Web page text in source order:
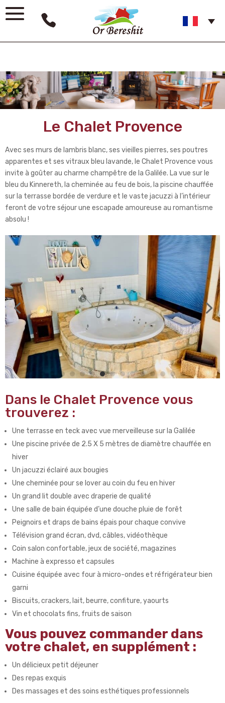
Le Chalet Provence
Avec ses murs de lambris blanc, ses vieilles pierres, ses poutres
apparentes et ses vitraux bleu lavande, le Chalet Provence vous
invite à goûter au charme champêtre de la Galilée. La vue sur le
bleu du Kinnereth, la cheminée au feu de bois, la piscine chauffée
sur la terrasse bordée de verdure et le vaste jacuzzi à l’intérieur
feront de votre séjour une escapade amoureuse au romantisme
absolu !
Dans le Chalet Provence vous
trouverez :
Une terrasse en teck avec vue merveilleuse sur la Galilée
Une piscine privée de 2.5 X 5 mètres de diamètre chauffée en
hiver
Un jacuzzi éclairé aux bougies
Une cheminée pour se lover au coin du feu en hiver
Un grand lit double avec draperie de qualité
Une salle de bain équipée d’une douche pluie de forêt
Peignoirs et draps de bains épais pour chaque convive
Télévision grand écran, dvd, câbles, vidéothèque
Coin salon confortable, jeux de société, magazines
Machine à expresso et capsules
Cuisine équipée avec four à micro-ondes et réfrigérateur bien
garni
Biscuits, crackers, lait, beurre, confiture, yaourts
Vin et chocolats fins, fruits de saison
Vous pouvez commander dans
votre chalet, en supplément :
Un délicieux petit déjeuner
Des repas exquis
Des massages et des soins esthétiques professionnels